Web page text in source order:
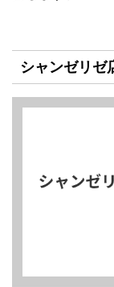
シャンゼリゼ